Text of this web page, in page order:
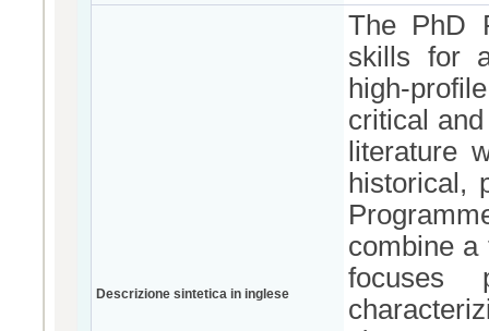
Descrizione sintetica in inglese
The PhD
skills for
high-
critical
literature
historical,
combine a
focuses